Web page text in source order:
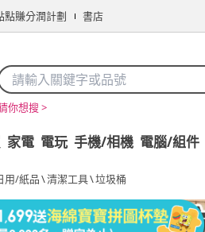
點賺分潤計劃 書店
你想搜 >
家電 電玩 手機/相機 電腦/組件
用/紙品\清潔工具\垃圾桶